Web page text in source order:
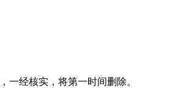
一经核实，将第一时间删除。